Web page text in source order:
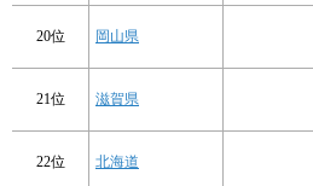
20位 岡山県
21位 滋賀県
22位 北海道